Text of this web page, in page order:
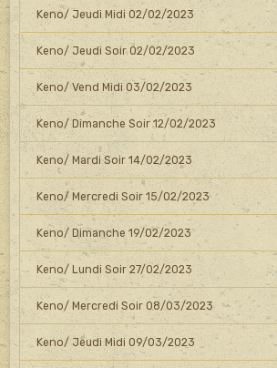
Keno/ Jeudi Midi 02/02/2023
Keno/ Jeudi Soir 02/02/2023
Keno/ Vend Midi 03/02/2023
Keno/ Dimanche Soir 12/02/2023
Keno/ Mardi Soir 14/02/2023
Keno/ Mercredi Soir 15/02/2023
Keno/ Dimanche 19/02/2023
Keno/ Lundi Soir 27/02/2023
Keno/ Mercredi Soir 08/03/2023
Keno/ Jeudi Midi 09/03/2023